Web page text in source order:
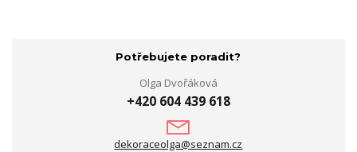
Potřebujete poradit?
Olga Dvořáková
+420 604 439 618
dekoraceolga@seznam.cz